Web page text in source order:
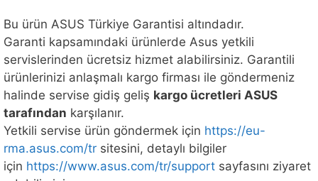
Bu ürün ASUS Türkiye Garantisi altındadır.
Garanti kapsamındaki ürünlerde Asus yetkili
servislerinden ücretsiz hizmet alabilirsiniz. Garantili
ürünlerinizi anlaşmalı kargo firması ile göndermeniz
halinde servise gidiş geliş kargo ücretleri ASUS
tarafından karşılanır.
Yetkili servise ürün göndermek için https://eu-
rma.asus.com/tr sitesini, detaylı bilgiler
için https://www.asus.com/tr/support sayfasını ziyaret